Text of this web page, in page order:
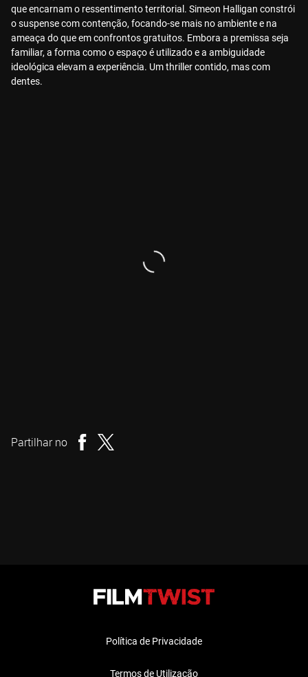
que encarnam o ressentimento territorial. Simeon Halligan constrói
o suspense com contenção, focando-se mais no ambiente e na
ameaça do que em confrontos gratuitos. Embora a premissa seja
familiar, a forma como o espaço é utilizado e a ambiguidade
ideológica elevam a experiência. Um thriller contido, mas com
dentes.
Partilhar no
Política de Privacidade
Termos de Utilização